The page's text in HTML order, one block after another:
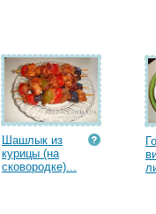
Шашлык из
курицы (на
сковородке)...